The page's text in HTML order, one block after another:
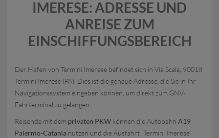
IMERESE: ADRESSE UND
ANREISE ZUM
EINSCHIFFUNGSBEREICH
Der Hafen von Termini Imerese befindet sich in Via Scala, 90018
Termini Imerese (PA). Dies ist die genaue Adresse, die Sie in Ihr
Navigationssystem eingeben können, um direkt zum GNV-
Fährterminal zu gelangen.
Reisende mit dem privaten PKW können die Autobahn A19
Palermo-Catania nutzen und die Ausfahrt „Termini Imerese“